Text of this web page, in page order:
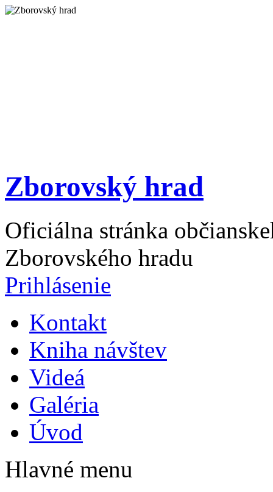
Zborovský hrad
Oficiálna stránka
Zborovského hradu
Prihlásenie
Kontakt
Kniha návštev
Videá
Galéria
Úvod
Hlavné menu